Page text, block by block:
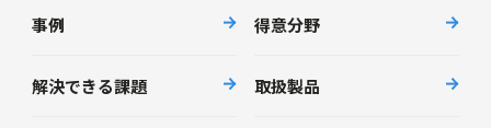
事例 得意分野
解決できる課題 取扱製品